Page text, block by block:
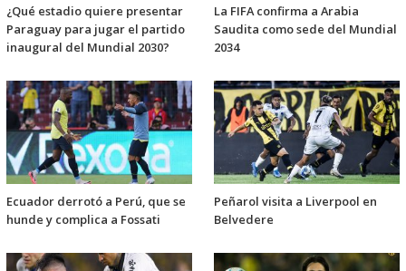
¿Qué estadio quiere presentar
Paraguay para jugar el partido
inaugural del Mundial 2030?
La FIFA confirma a Arabia
Saudita como sede del Mundial
2034
Ecuador derrotó a Perú, que se
hunde y complica a Fossati
Peñarol visita a Liverpool en
Belvedere